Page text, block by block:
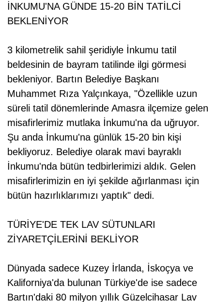
İNKUMU'NA GÜNDE 15-20 BİN TATİLCİ
BEKLENİYOR
3 kilometrelik sahil şeridiyle İnkumu tatil
beldesinin de bayram tatilinde ilgi görmesi
bekleniyor. Bartın Belediye Başkanı
Muhammet Rıza Yalçınkaya, "Özellikle uzun
süreli tatil dönemlerinde Amasra ilçemize gelen
misafirlerimiz mutlaka İnkumu'na da uğruyor.
Şu anda İnkumu'na günlük 15-20 bin kişi
bekliyoruz. Belediye olarak mavi bayraklı
İnkumu'nda bütün tedbirlerimizi aldık. Gelen
misafirlerimizin en iyi şekilde ağırlanması için
bütün hazırlıklarımızı yaptık" dedi.
TÜRİYE'DE TEK LAV SÜTUNLARI
ZİYARETÇİLERİNİ BEKLİYOR
Dünyada sadece Kuzey İrlanda, İskoçya ve
Kaliforniya'da bulunan Türkiye'de ise sadece
Bartın'daki 80 milyon yıllık Güzelcihasar Lav